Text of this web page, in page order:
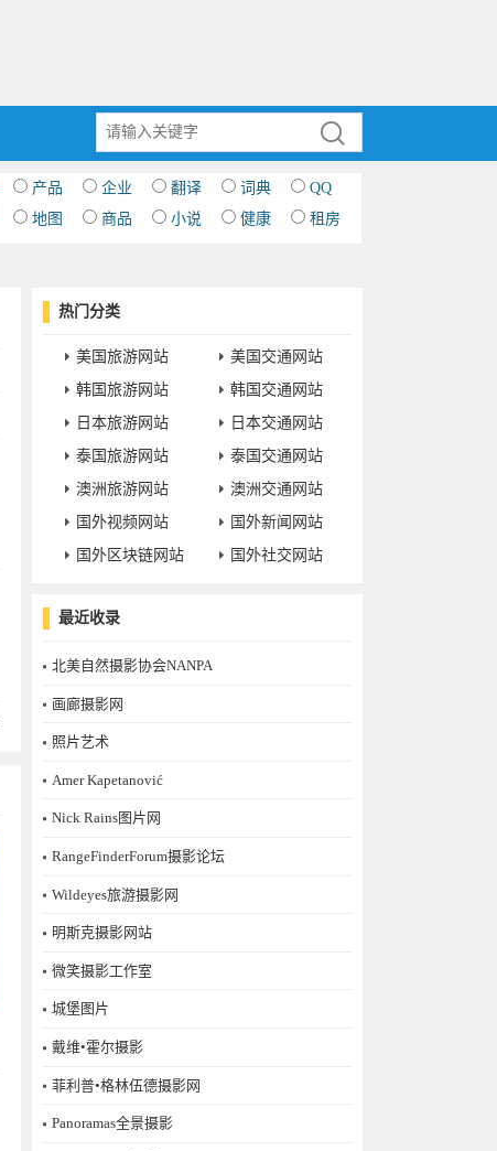
产品 企业 翻译 词典
QQ
地图 商品 小说 健康 租房
热门分类
美国旅游网站
美国交通网站
韩国旅游网站
韩国交通网站
日本旅游网站
日本交通网站
泰国旅游网站
泰国交通网站
澳洲旅游网站
澳洲交通网站
国外视频网站
国外新闻网站
国外区块链网站
国外社交网站
最近收录
北美自然摄影协会NANPA
画廊摄影网
照片艺术
Amer Kapetanović
Nick Rains图片网
RangeFinderForum摄影论坛
Wildeyes旅游摄影网
明斯克摄影网站
微笑摄影工作室
城堡图片
戴维•霍尔摄影
菲利普•格林伍德摄影网
Panoramas全景摄影